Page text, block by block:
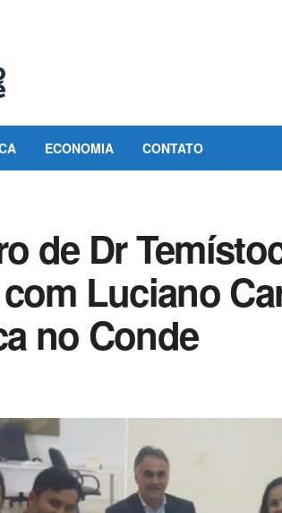
ECONOMIA CONTATO
de Dr
Luciano
no Conde